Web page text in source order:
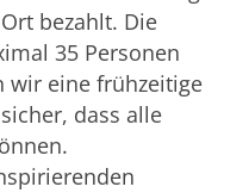
bezahlt. Die
35 Personen
wir eine frühzeitige
dass alle